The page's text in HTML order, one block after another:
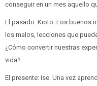
conseguir en un mes aquello
El pasado: Kioto. Los buenos
los malos, lecciones que
¿Cómo convertir nuestras
vida?
El presente: Ise. Una vez